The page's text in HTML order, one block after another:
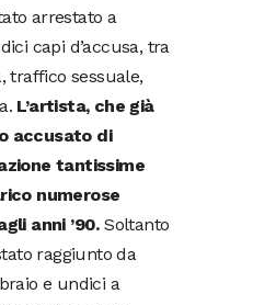
arrestato a
capi d’accusa, tra
traffico sessuale,
L’artista, che già
accusato di
tantissime
numerose
anni ’90.Soltanto
raggiunto da
e undici a